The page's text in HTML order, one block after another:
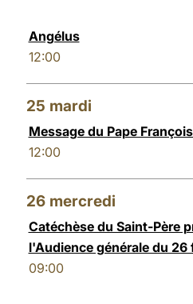
Angélus
12:00
25 mardi
Message du Pape
12:00
26 mercredi
Catéchèse du Saint-Père
l'Audience générale du
09:00